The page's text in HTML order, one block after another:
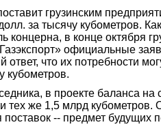
грузинским
за тысячу кубометров.
концерна, в конце октября
официальные
что их потребности
кубометров.
в проекте баланса на
тех же 1,5 млрд кубометров.
-- предмет будущих